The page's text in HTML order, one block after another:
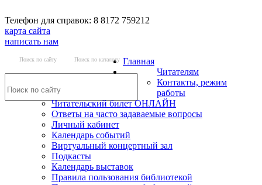
Телефон для справок: 8 8172 759212
карта сайта
написать нам
Поиск по сайту Поиск по каталогу Главная
Читателям
Контакты, режим
работы
Читательский билет ОНЛАЙН
Ответы на часто задаваемые вопросы
Личный кабинет
Календарь событий
Виртуальный концертный зал
Подкасты
Календарь выставок
Правила пользования библиотекой